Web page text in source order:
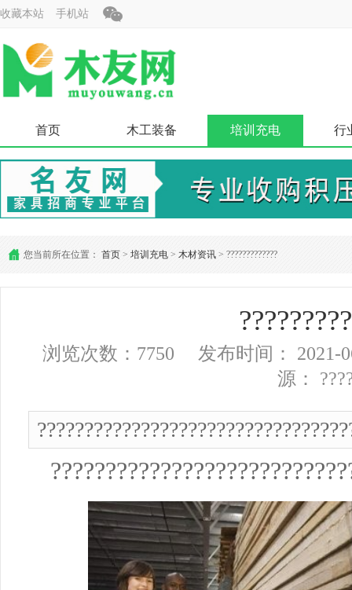
收藏本站 手机站
首页 木工装备 培训充电 行
您当前所在位置： 首页 > 培训充电 > 木材资讯 > ?????????????
浏览次数：7750 发布时间：
源：